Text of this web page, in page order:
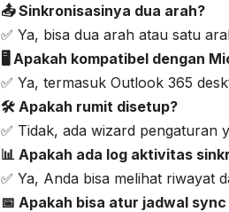
📤 Sinkronisasinya dua arah?
✅ Ya, bisa dua arah atau satu
🖥️ Apakah kompatibel dengan
✅ Ya, termasuk Outlook 365
🛠️ Apakah rumit disetup?
✅ Tidak, ada wizard pengaturan
📊 Apakah ada log aktivitas
✅ Ya, Anda bisa melihat riwayat
📅 Apakah bisa atur jadwal